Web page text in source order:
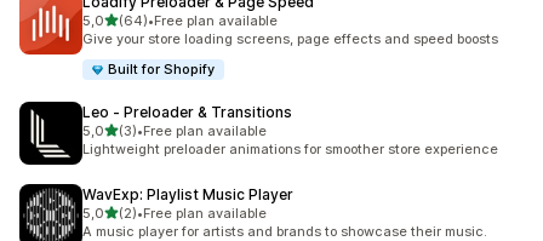
5,0av 5 stjerner
(64)
Totalt 64 omtaler
•Free plan available
Give your store loading screens, page effects and speed boosts
Built for Shopify
Leo ‑ Preloader & Transitions
5,0av 5 stjerner
(3)
Totalt 3 omtaler
•Free plan available
Lightweight preloader animations for smoother store experience
WavExp: Playlist Music Player
5,0av 5 stjerner
(2)
Totalt 2 omtaler
•Free plan available
A music player for artists and brands to showcase their music.